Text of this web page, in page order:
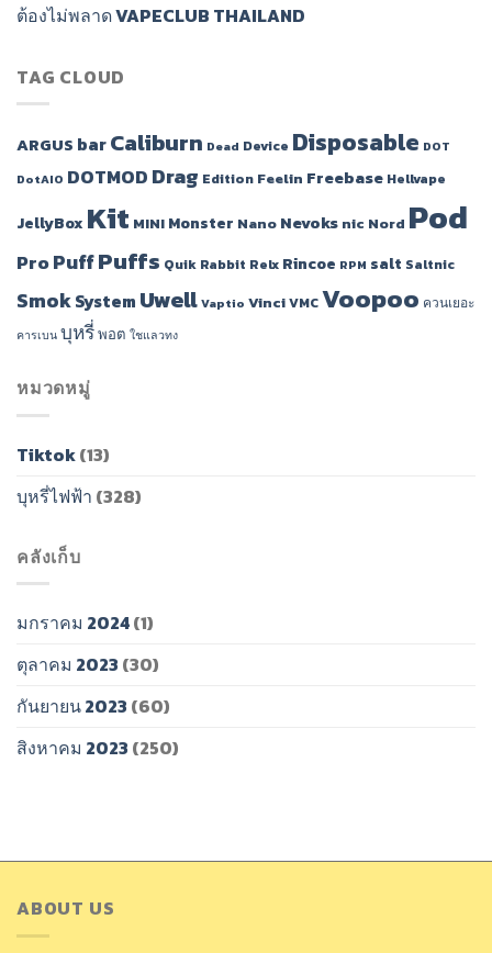
ต้องไม่พลาด VAPECLUB THAILAND
TAG CLOUD
ARGUS barCaliburn Dead Device Disposable DOT
DotAIO DOTMOD Drag Edition Feelin Freebase Hellvape
JellyBox Kit MINI Monster Nano Nevoks nic Nord Pod
ProPuffPuffs Quik Rabbit Relx Rincoe RPM salt Saltnic
SmokSystem UwellVaptio VinciVMCVoopoo ควนเยอะ
คารเบนบุหรี่พอต ใชแลวทง
หมวดหมู่
Tiktok(13)
บุหรี่ไฟฟ้า (328)
คลังเก็บ
มกราคม 2024(1)
ตุลาคม 2023 (30)
กันยายน 2023 (60)
สิงหาคม 2023 (250)
ABOUT US